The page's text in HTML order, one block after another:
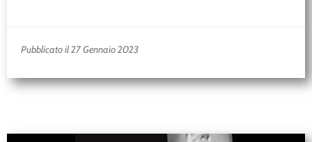
Pubblicato il 27 Gennaio 2023